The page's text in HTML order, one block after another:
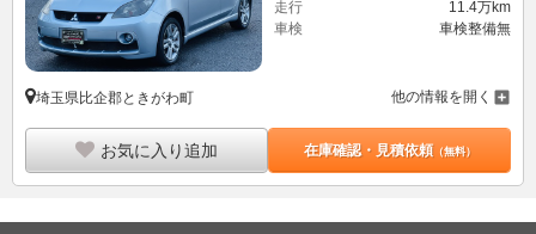
走行
11.4万km
車検
車検整備無
埼玉県比企郡ときがわ町 他の情報を開く
お気に入り追加 在庫確認・見積依頼（無料）